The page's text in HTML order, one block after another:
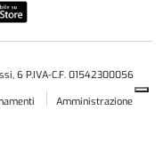
6 P.IVA-C.F. 01542300056
Amministrazione